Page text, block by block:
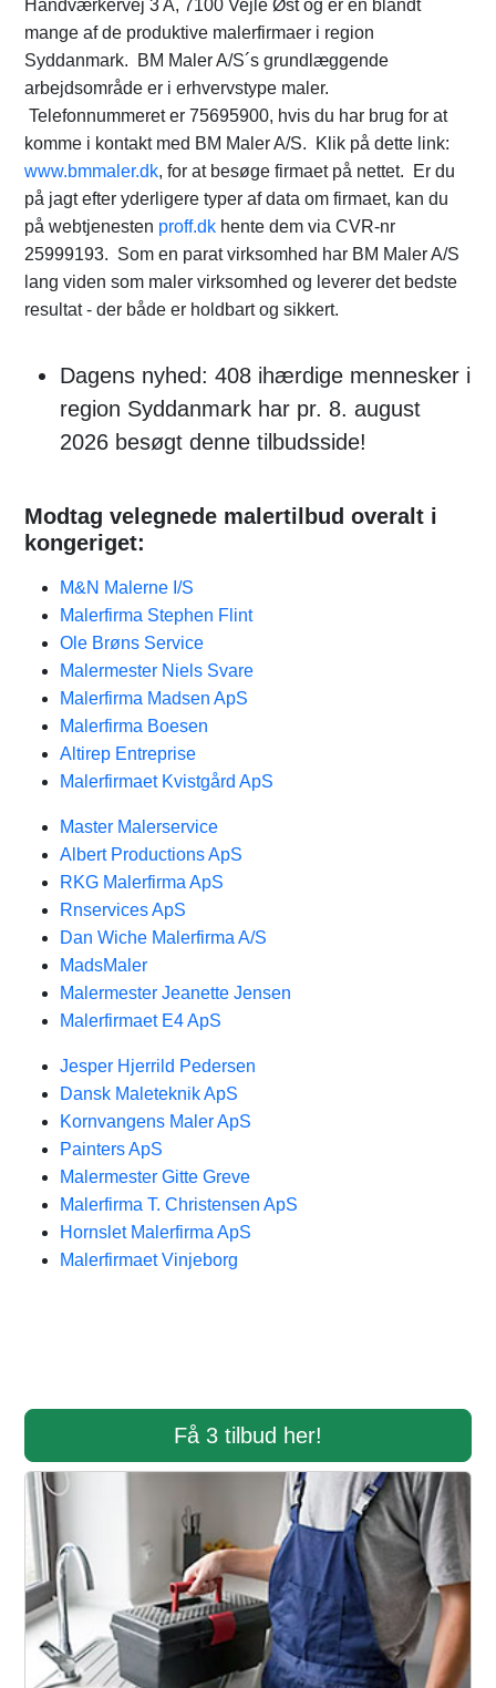
Håndværkervej 3 A, 7100 Vejle Øst og er en blandt
mange af de produktive malerfirmaer i region
Syddanmark. BM Maler A/S´s grundlæggende
arbejdsområde er i erhvervstype maler.
Telefonnummeret er 75695900, hvis du har brug for at
komme i kontakt med BM Maler A/S. Klik på dette link:
www.bmmaler.dk, for at besøge firmaet på nettet. Er du
på jagt efter yderligere typer af data om firmaet, kan du
på webtjenesten proff.dk hente dem via CVR-nr
25999193. Som en parat virksomhed har BM Maler A/S
lang viden som maler virksomhed og leverer det bedste
resultat - der både er holdbart og sikkert.
Dagens nyhed: 408 ihærdige mennesker i
region Syddanmark har pr. 8. august
2026 besøgt denne tilbudsside!
Modtag velegnede malertilbud overalt i
kongeriget:
M&N Malerne I/S
Malerfirma Stephen Flint
Ole Brøns Service
Malermester Niels Svare
Malerfirma Madsen ApS
Malerfirma Boesen
Altirep Entreprise
Malerfirmaet Kvistgård ApS
Master Malerservice
Albert Productions ApS
RKG Malerfirma ApS
Rnservices ApS
Dan Wiche Malerfirma A/S
MadsMaler
Malermester Jeanette Jensen
Malerfirmaet E4 ApS
Jesper Hjerrild Pedersen
Dansk Maleteknik ApS
Kornvangens Maler ApS
Painters ApS
Malermester Gitte Greve
Malerfirma T. Christensen ApS
Hornslet Malerfirma ApS
Malerfirmaet Vinjeborg
Få 3 tilbud her!